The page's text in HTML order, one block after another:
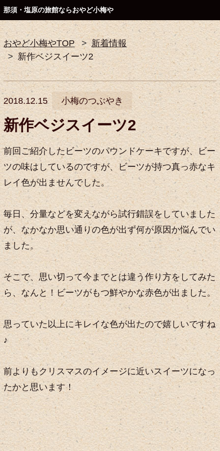
那須・塩原の旅館ならおやど小梅や
おやど小梅やTOP
新着情報
新作ベジスイーツ2
2018.12.15 小梅のつぶやき
新作ベジスイーツ2
前回ご紹介したビーツのパウンドケーキですが、ビー
ツの味はしているのですが、ビーツが持つ真っ赤なキ
レイ色が出ませんでした。
毎日、分量などを変えながら試行錯誤をしていました
が、なかなか思い通りの色が出ず何が原因か悩んでい
ました。
そこで、思い切って今までとは違う作り方をしてみた
ら、なんと！ビーツがもつ鮮やかな赤色が出ました。
思っていた以上にキレイな色が出たので嬉しいですね
♪
前よりもクリスマスのイメージに近いスイーツになっ
たかと思います！